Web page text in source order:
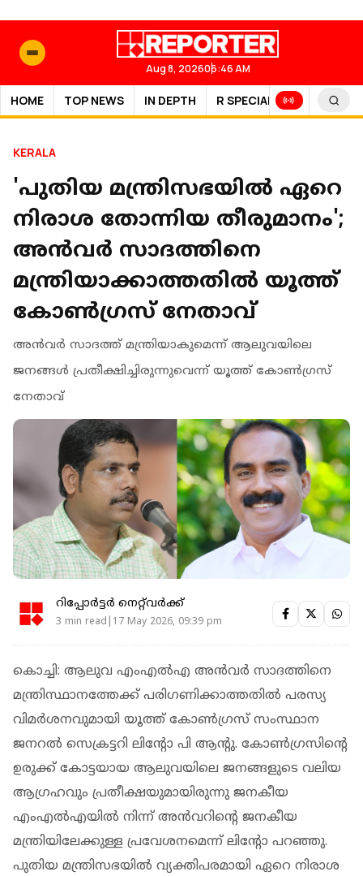
Aug 8, 202606:46 AM
HOME TOP NEWS IN DEPTH R SPECIAL SPORTS
KERALA
'പുതിയ മന്ത്രിസഭയിൽ ഏറെ
നിരാശ തോന്നിയ തീരുമാനം';
അൻവർ സാദത്തിനെ
മന്ത്രിയാക്കാത്തതിൽ യൂത്ത്
കോൺഗ്രസ് നേതാവ്
അൻവർ സാദത്ത് മന്ത്രിയാകുമെന്ന് ആലുവയിലെ
ജനങ്ങൾ പ്രതീക്ഷിച്ചിരുന്നുവെന്ന് യൂത്ത് കോൺഗ്രസ്
നേതാവ്
റിപ്പോർട്ടർ നെറ്റ്‌വര്‍ക്ക്‌
3 min read|17 May 2026, 09:39 pm
കൊച്ചി: ആലുവ എംഎല്‍എ അന്‍വര്‍ സാദത്തിനെ
മന്ത്രിസ്ഥാനത്തേക്ക് പരിഗണിക്കാത്തതില്‍ പരസ്യ
വിമര്‍ശനവുമായി യൂത്ത് കോണ്‍ഗ്രസ് സംസ്ഥാന
ജനറല്‍ സെക്രട്ടറി ലിന്റോ പി ആന്റു. കോണ്‍ഗ്രസിന്റെ
ഉരുക്ക് കോട്ടയായ ആലുവയിലെ ജനങ്ങളുടെ വലിയ
ആഗ്രഹവും പ്രതീക്ഷയുമായിരുന്നു ജനകീയ
എംഎല്‍എയില്‍ നിന്ന് അന്‍വറിന്റെ ജനകീയ
മന്ത്രിയിലേക്കുള്ള പ്രവേശനമെന്ന് ലിന്റോ പറഞ്ഞു.
പുതിയ മന്ത്രിസഭയില്‍ വ്യക്തിപരമായി ഏറെ നിരാശ